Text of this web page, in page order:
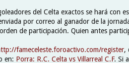
del Celta exactos se hará con
por correo al ganador de la
de participación. Quien antes
fameceleste.foroactivo.com/register,
en: Porra: R.C. Celta vs Villarreal C.F. Si